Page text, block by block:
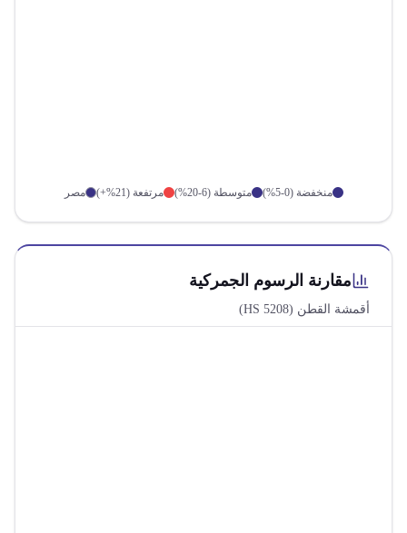
منخفضة (0-5%) متوسطة (6-20%) مرتفعة (21%+) مصر
مقارنة الرسوم الجمركية
أقمشة القطن (HS
5208
)